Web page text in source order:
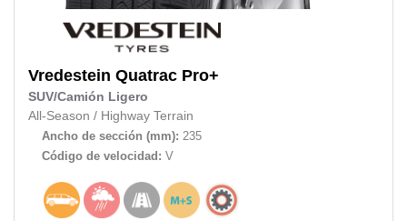
Vredestein Quatrac Pro+
SUV/Camión Ligero
All-Season / Highway Terrain
Ancho de sección (mm): 235
Código de velocidad: V